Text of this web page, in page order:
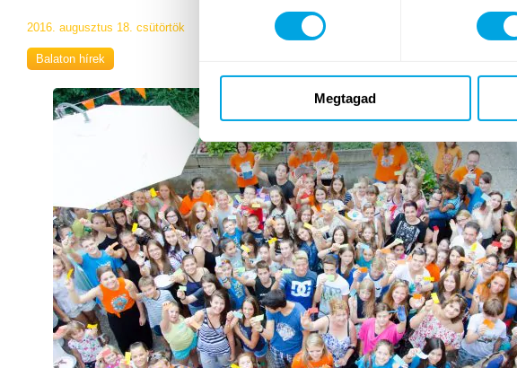
Megtagad
2016. augusztus 18. csütörtök
Balaton hírek